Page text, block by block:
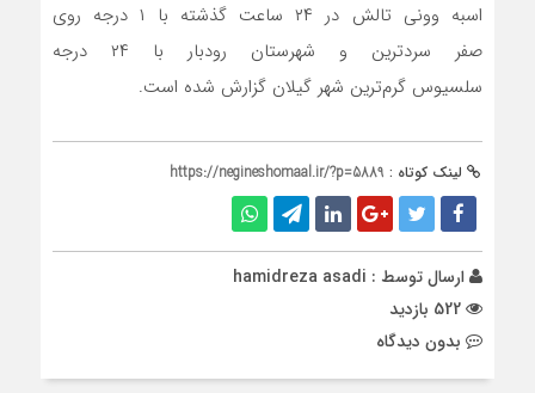
اسبه وونی تالش در ۲۴ ساعت گذشته با ۱ درجه روی
صفر سردترین و شهرستان رودبار با ۲۴ درجه
سلسیوس گرم‌ترین شهر گیلان گزارش شده است.
لینک کوتاه : https://negineshomaal.ir/?p=5889
ارسال توسط : hamidreza asadi
بدون دیدگاه